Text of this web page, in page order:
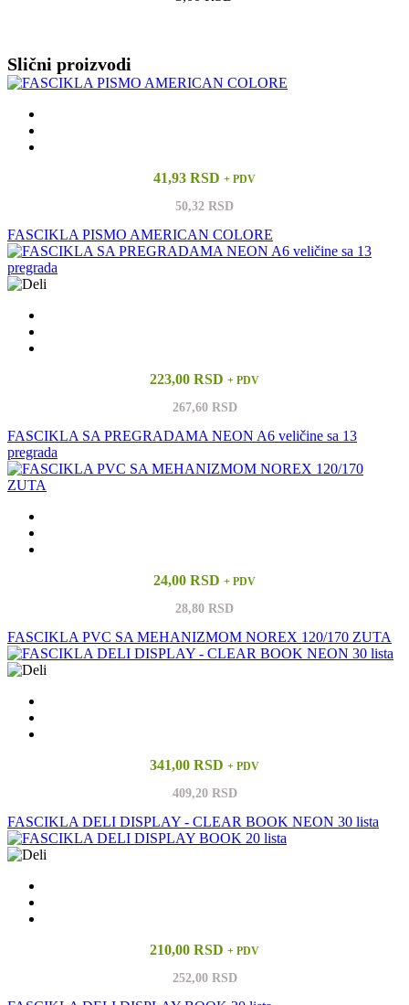
Slični proizvodi
41,93 RSD + PDV
50,32 RSD
FASCIKLA PISMO AMERICAN COLORE
223,00 RSD + PDV
267,60 RSD
FASCIKLA SA PREGRADAMA NEON A6 veličine sa 13
pregrada
24,00 RSD + PDV
28,80 RSD
FASCIKLA PVC SA MEHANIZMOM NOREX 120/170 ZUTA
341,00 RSD + PDV
409,20 RSD
FASCIKLA DELI DISPLAY - CLEAR BOOK NEON 30 lista
210,00 RSD + PDV
252,00 RSD